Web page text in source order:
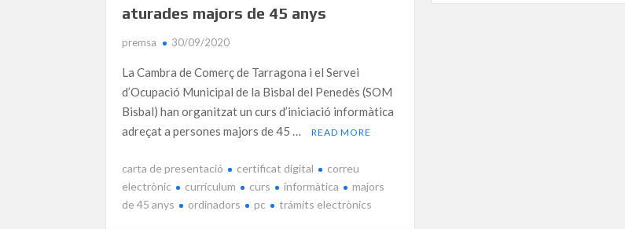
aturades majors de 45 anys
premsa 30/09/2020
La Cambra de Comerç de Tarragona i el Servei
d’Ocupació Municipal de la Bisbal del Penedès (SOM
Bisbal) han organitzat un curs d’iniciació informàtica
adreçat a persones majors de 45 …
READ MORE
carta de presentació certificat digital
correu
electrònic
currículum curs informàtica
majors
de 45 anys
ordinadors pc trámits electrònics